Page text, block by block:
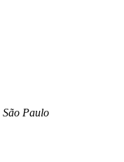
São Paulo